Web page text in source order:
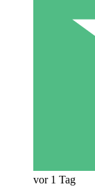
vor 1 Tag